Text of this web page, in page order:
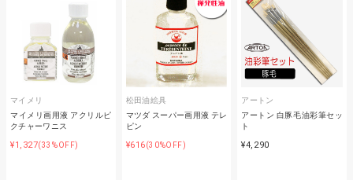
マイメリ
マイメリ画用液 アクリルピ
クチャーワニス
¥1,327(33%OFF)
松田油絵具
マツダ スーパー画用液 テレ
ピン
¥616(30%OFF)
アートン
アートン 白豚毛油彩筆セッ
ト
¥4,290